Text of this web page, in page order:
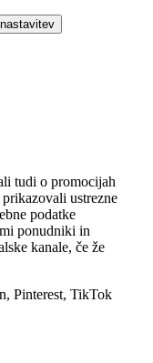
tudi o promocijah
prikazovali ustrezne
podatke
ponudniki in
kanale, če že
Pinterest, TikTok